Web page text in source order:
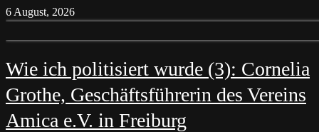
6 August, 2026
Wie ich politisiert wurde (3): Cornelia
Grothe, Geschäftsführerin des Vereins
Amica e.V. in Freiburg